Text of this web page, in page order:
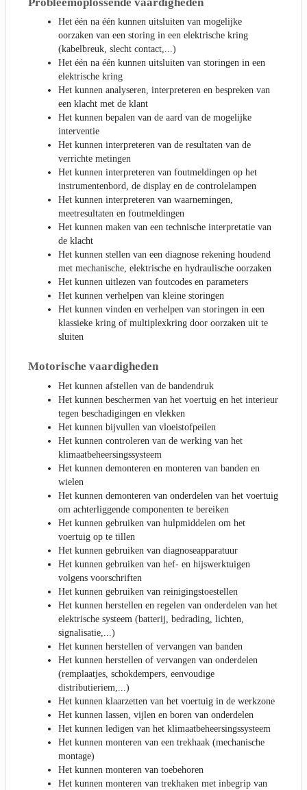
Het één na één kunnen uitsluiten van mogelijke
oorzaken van een storing in een elektrische kring
(kabelbreuk, slecht contact,...)
Het één na één kunnen uitsluiten van storingen in een
elektrische kring
Het kunnen analyseren, interpreteren en bespreken van
een klacht met de klant
Het kunnen bepalen van de aard van de mogelijke
interventie
Het kunnen interpreteren van de resultaten van de
verrichte metingen
Het kunnen interpreteren van foutmeldingen op het
instrumentenbord, de display en de controlelampen
Het kunnen interpreteren van waarnemingen,
meetresultaten en foutmeldingen
Het kunnen maken van een technische interpretatie van
de klacht
Het kunnen stellen van een diagnose rekening houdend
met mechanische, elektrische en hydraulische oorzaken
Het kunnen uitlezen van foutcodes en parameters
Het kunnen verhelpen van kleine storingen
Het kunnen vinden en verhelpen van storingen in een
klassieke kring of multiplexkring door oorzaken uit te
sluiten
Motorische vaardigheden
Het kunnen afstellen van de bandendruk
Het kunnen beschermen van het voertuig en het interieur
tegen beschadigingen en vlekken
Het kunnen bijvullen van vloeistofpeilen
Het kunnen controleren van de werking van het
klimaatbeheersingssysteem
Het kunnen demonteren en monteren van banden en
wielen
Het kunnen demonteren van onderdelen van het voertuig
om achterliggende componenten te bereiken
Het kunnen gebruiken van hulpmiddelen om het
voertuig op te tillen
Het kunnen gebruiken van diagnoseapparatuur
Het kunnen gebruiken van hef- en hijswerktuigen
volgens voorschriften
Het kunnen gebruiken van reinigingstoestellen
Het kunnen herstellen en regelen van onderdelen van het
elektrische systeem (batterij, bedrading, lichten,
signalisatie,...)
Het kunnen herstellen of vervangen van banden
Het kunnen herstellen of vervangen van onderdelen
(remplaatjes, schokdempers, eenvoudige
distributieriem,...)
Het kunnen klaarzetten van het voertuig in de werkzone
Het kunnen lassen, vijlen en boren van onderdelen
Het kunnen ledigen van het klimaatbeheersingssysteem
Het kunnen monteren van een trekhaak (mechanische
montage)
Het kunnen monteren van toebehoren
Het kunnen monteren van trekhaken met inbegrip van